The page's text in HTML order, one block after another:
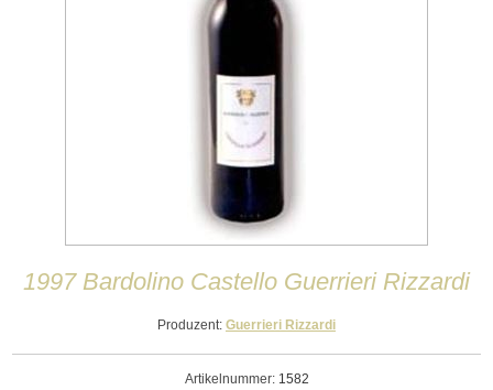
1997 Bardolino Castello Guerrieri Rizzardi
Produzent: Guerrieri Rizzardi
Artikelnummer: 1582